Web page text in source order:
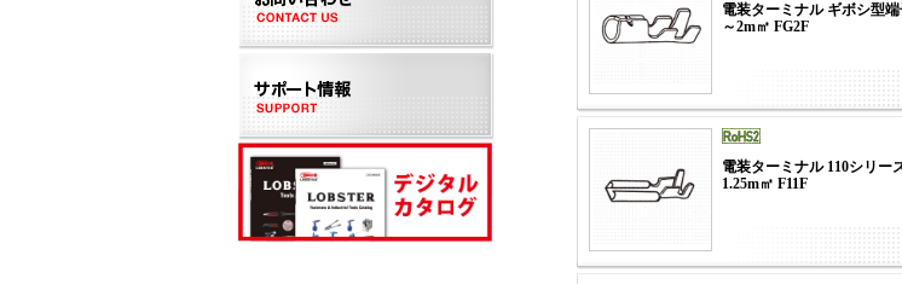
電装ターミナル ギボシ型端
～2m㎡ FG2F
電装ターミナル 110シリー
1.25m㎡ F11F